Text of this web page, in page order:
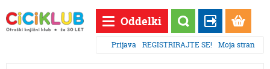
Oddelki
Prijava REGISTRIRAJTE SE! Moja stran